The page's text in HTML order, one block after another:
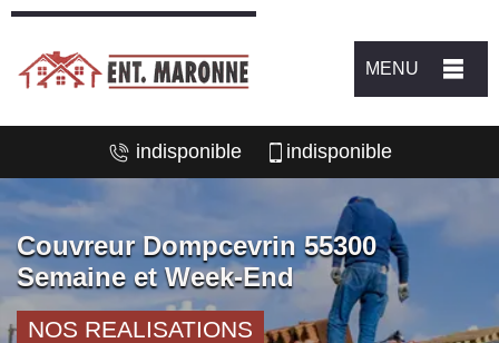
MENU
indisponible indisponible
Couvreur Dompcevrin 55300
Semaine et Week-End
NOS REALISATIONS